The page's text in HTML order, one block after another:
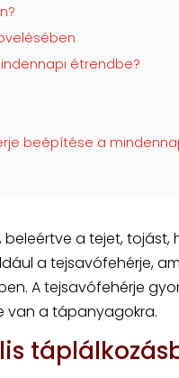
étrendbe?
beépítése a
a tejet, tojást,
a tejsavófehérje,
A tejsavófehérje
van a tápanyagokra.